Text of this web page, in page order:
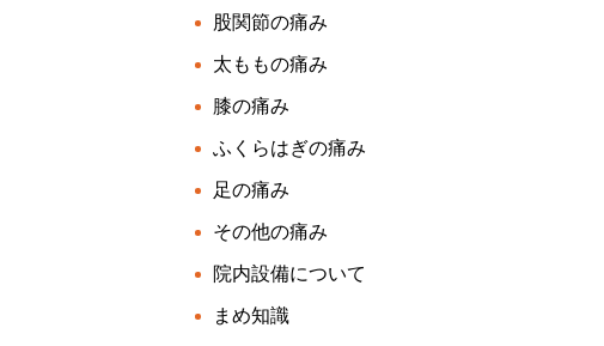
股関節の痛み
太ももの痛み
膝の痛み
ふくらはぎの痛み
足の痛み
その他の痛み
院内設備について
まめ知識